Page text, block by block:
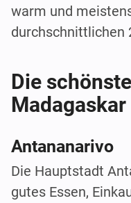
warm und
durchschnittlichen
Die
Madagaskar
Antananarivo
Die Hauptstadt
gutes Essen,